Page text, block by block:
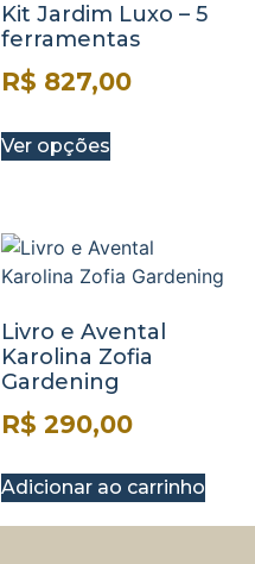
Kit Jardim Luxo – 5
ferramentas
R$ 827,00
Ver opções
Livro e Avental
Karolina Zofia
Gardening
R$ 290,00
Adicionar ao carrinho